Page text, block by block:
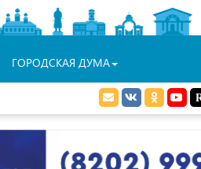
ГОРОДСКАЯ ДУМА